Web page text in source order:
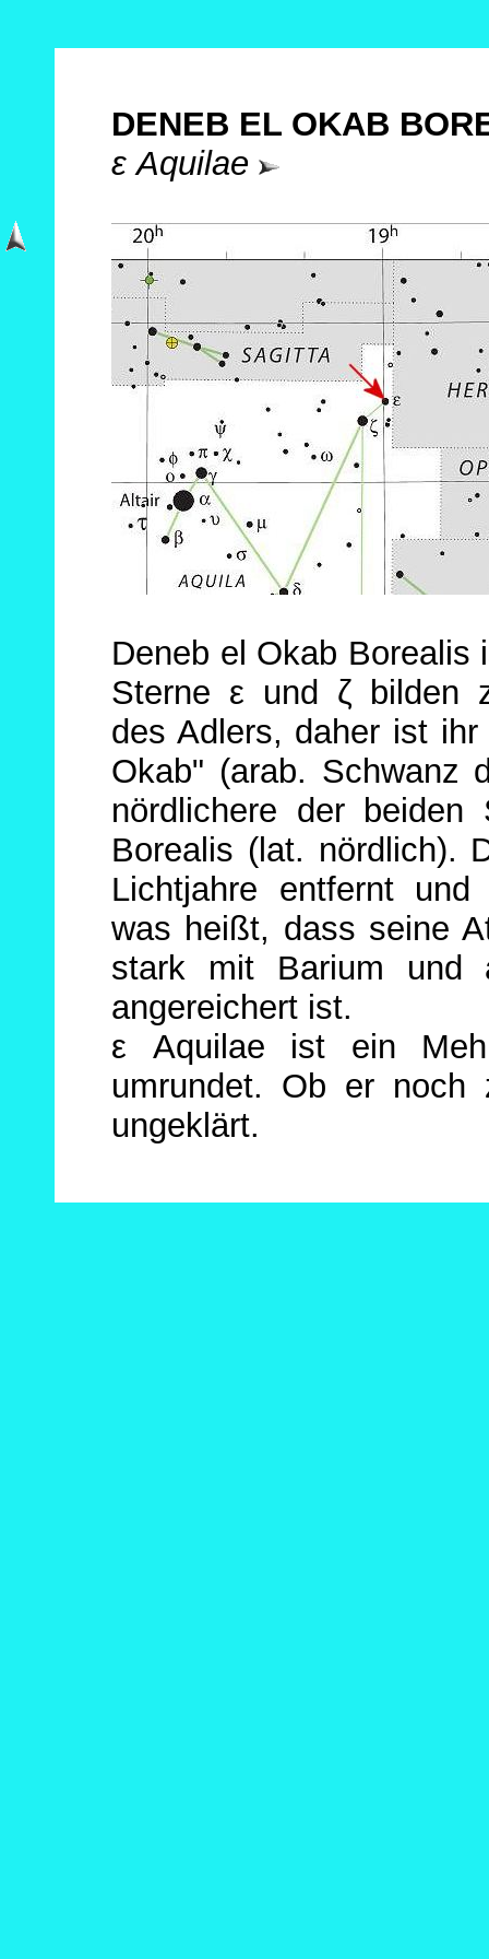
DENEB EL OKAB
ε Aquilae
Deneb el Okab Borealis
Sterne ε und ζ bilden
des Adlers, daher ist
Okab" (arab. Schwanz
nördlichere der
Borealis (lat. nördlich).
Lichtjahre entfernt
was heißt, dass seine
stark mit Barium und
angereichert ist.
ε Aquilae ist ein
umrundet. Ob er noch
ungeklärt.